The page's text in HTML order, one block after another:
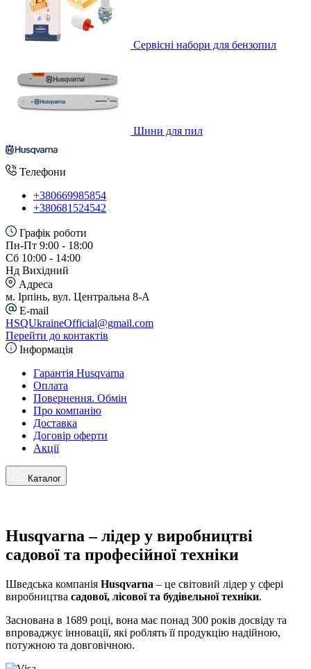
Сервісні набори для бензопил
Шини для пил
Телефони
+380669985854
+380681524542
Графік роботи
Пн-Пт 9:00 - 18:00
Сб 10:00 - 14:00
Нд Вихідний
Адреса
м. Ірпінь, вул. Центральна 8-А
E-mail
HSQUkraineOfficial@gmail.com
Перейти до контактів
Інформація
Гарантія Husqvarna
Оплата
Повернення. Обмін
Про компанію
Доставка
Договір оферти
Акції
Каталог
Husqvarna – лідер у виробництві
садової та професійної техніки
Шведська компанія Husqvarna – це світовий лідер у сфері
виробництва садової, лісової та будівельної техніки.
Заснована в 1689 році, вона має понад 300 років досвіду та
впроваджує інновації, які роблять її продукцію надійною,
потужною та довговічною.